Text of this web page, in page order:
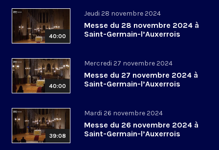
40:00
Jeudi 28 novembre 2024
Messe du 28 novembre 2024 à
Saint-Germain-l’Auxerrois
40:00
Mercredi 27 novembre 2024
Messe du 27 novembre 2024 à
Saint-Germain-l’Auxerrois
39:08
Mardi 26 novembre 2024
Messe du 26 novembre 2024 à
Saint-Germain-l’Auxerrois